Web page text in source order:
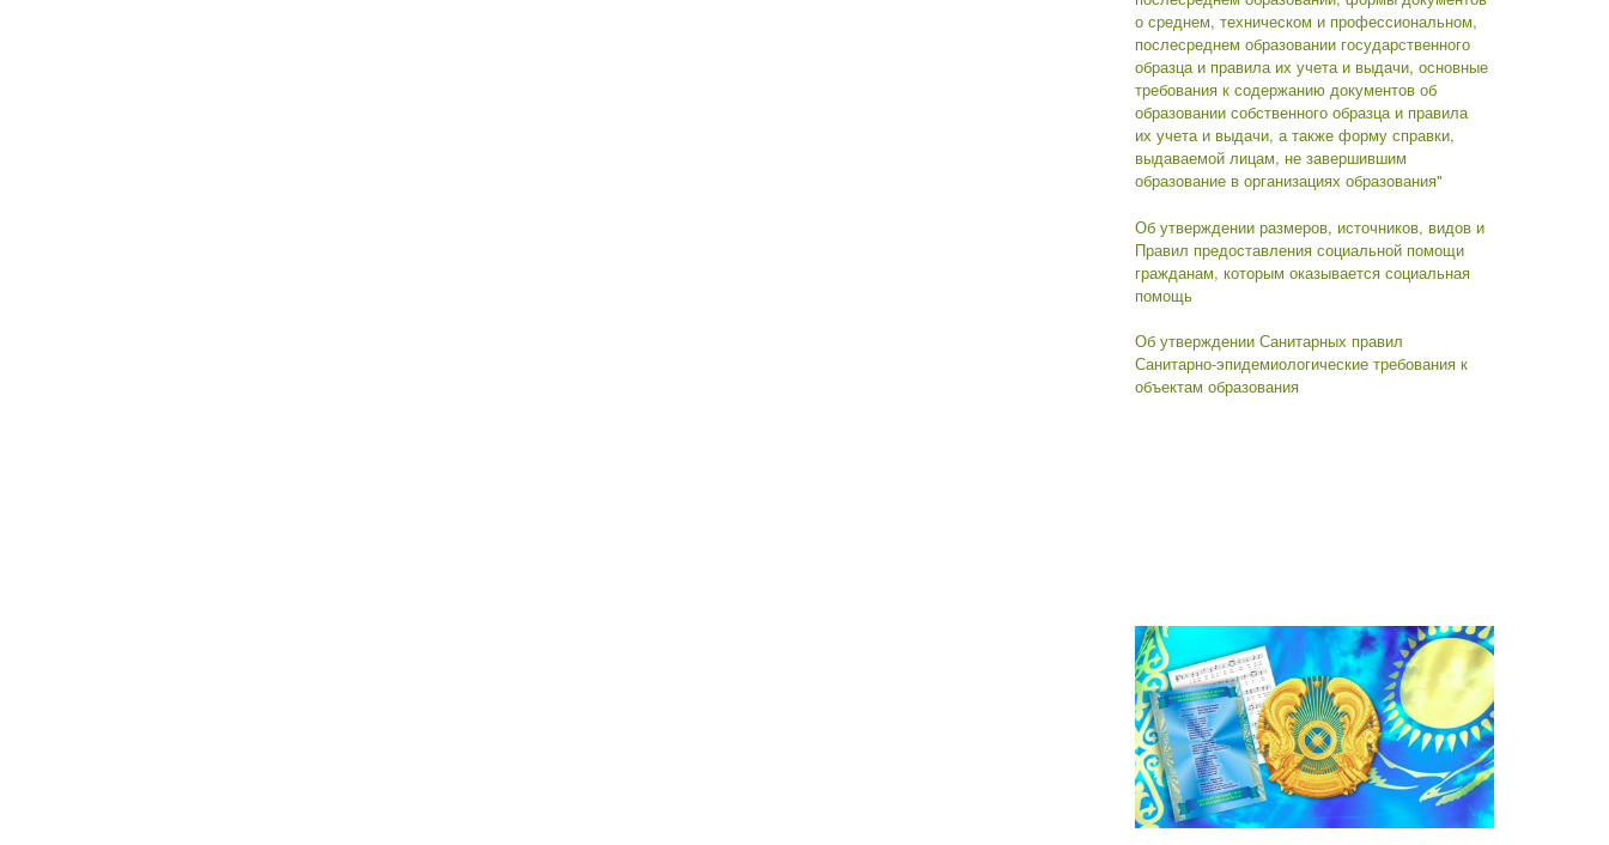
о среднем, техническом и профессиональном,
послесреднем образовании государственного
образца и правила их учета и выдачи, основные
требования к содержанию документов об
образовании собственного образца и правила
их учета и выдачи, а также форму справки,
выдаваемой лицам, не завершившим
образование в организациях образования"
Об утверждении размеров, источников, видов и
Правил предоставления социальной помощи
гражданам, которым оказывается социальная
помощь
Об утверждении Санитарных правил
Санитарно-эпидемиологические требования к
объектам образования